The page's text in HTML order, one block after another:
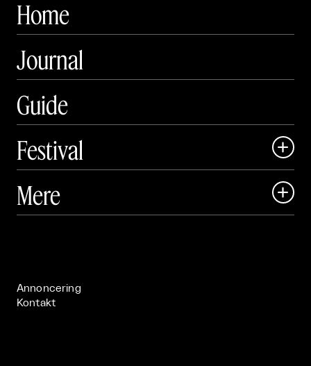
Home
Journal
Guide
Festival

 Art Matter Festival
Mere 
Annoncering
Kontakt